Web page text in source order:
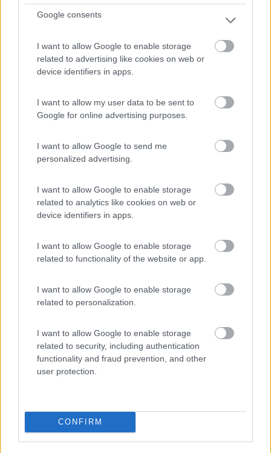
Google consents
I want to allow Google to enable storage
related to advertising like cookies on web or
device identifiers in apps.
I want to allow my user data to be sent to
Google for online advertising purposes.
I want to allow Google to send me
personalized advertising.
I want to allow Google to enable storage
related to analytics like cookies on web or
device identifiers in apps.
I want to allow Google to enable storage
related to functionality of the website or app.
I want to allow Google to enable storage
related to personalization.
I want to allow Google to enable storage
related to security, including authentication
functionality and fraud prevention, and other
user protection.
CONFIRM
A 250 m dall'entrata della grotta di Postumia, punto
Postumia - 619.6km
Area di sosta (PS+CS)
Azienda Vinicola Saksida
4
Servizi / Posizione
Dornberk - 651.5km